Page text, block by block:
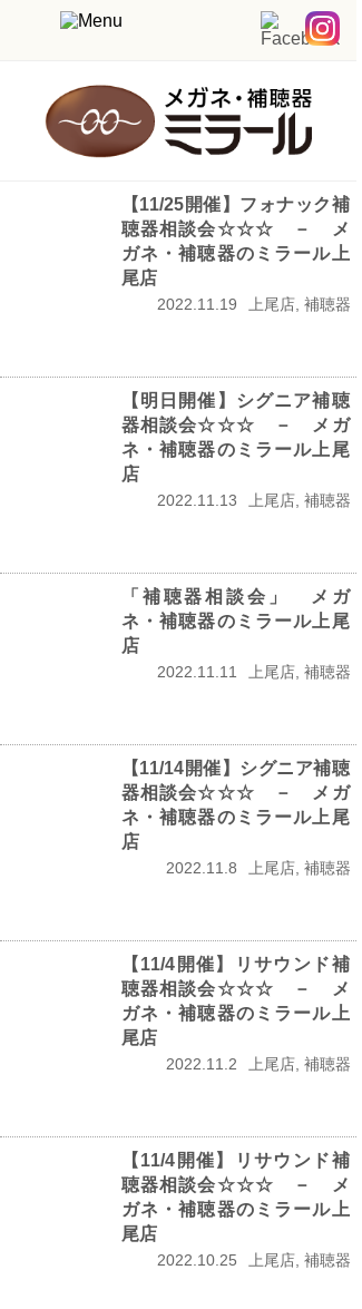
【11/25開催】フォナック補
聴器相談会☆☆☆ － メ
ガネ・補聴器のミラール上
尾店
2022.11.19 上尾店, 補聴器
【明日開催】シグニア補聴
器相談会☆☆☆ － メガ
ネ・補聴器のミラール上尾
店
2022.11.13 上尾店, 補聴器
「補聴器相談会」 メガ
ネ・補聴器のミラール上尾
店
2022.11.11 上尾店, 補聴器
【11/14開催】シグニア補聴
器相談会☆☆☆ － メガ
ネ・補聴器のミラール上尾
店
2022.11.8 上尾店, 補聴器
【11/4開催】リサウンド補
聴器相談会☆☆☆ － メ
ガネ・補聴器のミラール上
尾店
2022.11.2 上尾店, 補聴器
【11/4開催】リサウンド補
聴器相談会☆☆☆ － メ
ガネ・補聴器のミラール上
尾店
2022.10.25 上尾店, 補聴器